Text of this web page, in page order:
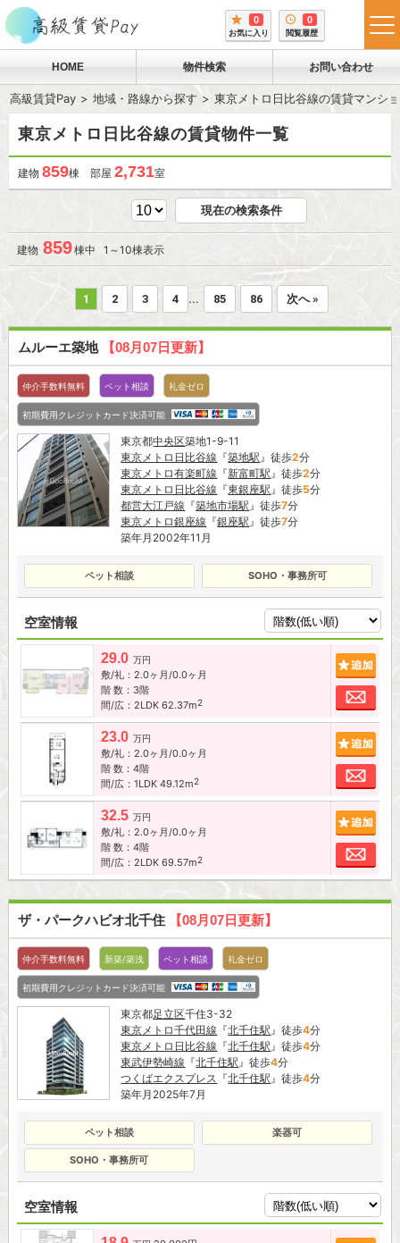
0
お気に入り
0
閲覧履歴
HOME 物件検索 お問い合わせ
高級賃貸Pay 地域・路線から探す 東京メトロ日比谷線の賃貸マンシ
東京メトロ日比谷線の賃貸物件一覧
建物 859棟 部屋 2,731室
現在の検索条件
建物 859棟中 1～10棟表示
1 2 3 4 ... 85 86 次へ »
ムルーエ築地 【08月07日更新】
仲介手数料無料 ペット相談 礼金ゼロ
初期費用クレジットカード決済可能
東京都中央区築地1-9-11
東京メトロ日比谷線 『築地駅』徒歩2分
東京メトロ有楽町線 『新富町駅』徒歩2分
東京メトロ日比谷線 『東銀座駅』徒歩5分
都営大江戸線 『築地市場駅』徒歩7分
東京メトロ銀座線 『銀座駅』徒歩7分
築年月2002年11月
ペット相談 SOHO・事務所可
空室情報
29.0 万円
敷/礼：2.0ヶ月/0.0ヶ月
階 数：3階
間/広：2LDK 62.37m2
お
23.0 万円
敷/礼：2.0ヶ月/0.0ヶ月
階 数：4階
間/広：1LDK 49.12m2
お
32.5 万円
敷/礼：2.0ヶ月/0.0ヶ月
階 数：4階
間/広：2LDK 69.57m2
お
ザ・パークハビオ北千住 【08月07日更新】
仲介手数料無料 新築/築浅 ペット相談 礼金ゼロ
初期費用クレジットカード決済可能
東京都足立区千住3-32
東京メトロ千代田線 『北千住駅』徒歩4分
東京メトロ日比谷線 『北千住駅』徒歩4分
東武伊勢崎線 『北千住駅』徒歩4分
つくばエクスプレス 『北千住駅』徒歩4分
築年月2025年7月
ペット相談 楽器可
SOHO・事務所可
空室情報